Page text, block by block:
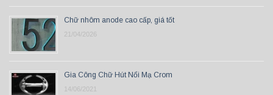
Chữ nhôm anode cao cấp, giá tốt
21/04/2026
Gia Công Chữ Hút Nổi Mạ Crom
14/06/2021